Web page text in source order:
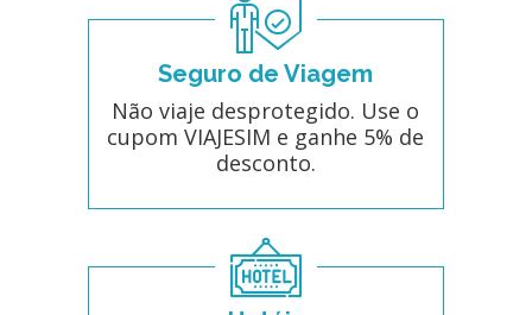
Seguro de Viagem
Não viaje desprotegido. Use o
cupom VIAJESIM e ganhe 5% de
desconto.